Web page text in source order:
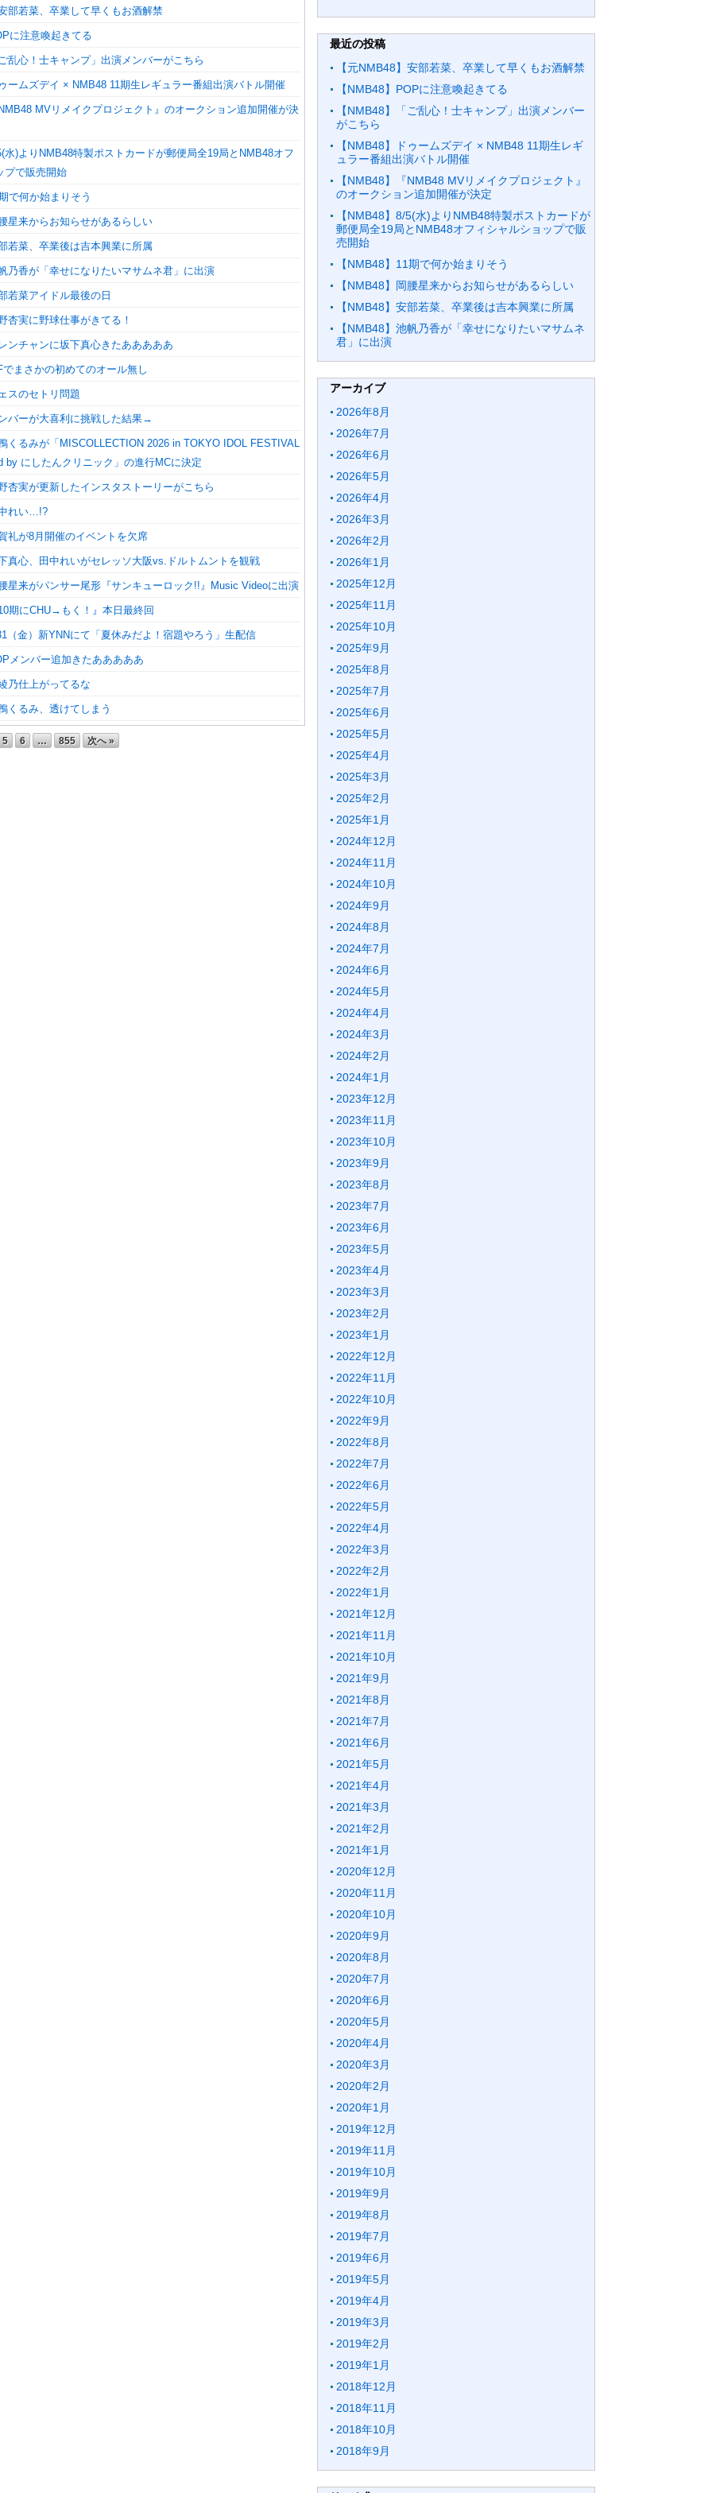
部若菜、卒業して早くもお酒解禁
に注意喚起きてる
乱心！士キャンプ」出演メンバーがこちら
ームズデイ × NMB48 11期生レギュラー番組出演バトル開催
MVリメイクプロジェクト』のオークション追加開催が決
水)よりNMB48特製ポストカードが郵便局全19局とNMB48オフ
プで販売開始
で何か始まりそう
星来からお知らせがあるらしい
若菜、卒業後は吉本興業に所属
乃香が「幸せになりたいマサムネ君」に出演
若菜アイドル最後の日
杏実に野球仕事がきてる！
ンチャンに坂下真心きたあああああ
でまさかの初めてのオール無し
スのセトリ問題
バーが大喜利に挑戦した結果→
くるみが「MISCOLLECTION 2026 in TOKYO IDOL FESTIVAL
by にしたんクリニック」の進行MCに決定
杏実が更新したインスタストーリーがこちら
中れい…!?
礼が8月開催のイベントを欠席
真心、田中れいがセレッソ大阪vs.ドルトムントを観戦
星来がパンサー尾形『サンキューロック!!』Music Videoに出演
期にCHU→もく！』本日最終回
（金）新YNNにて「夏休みだよ！宿題やろう」生配信
メンバー追加きたあああああ
乃仕上がってるな
くるみ、透けてしまう
5 6 … 855 次へ »
最近の投稿
【元NMB48】安部若菜、卒業して早くもお酒解禁
【NMB48】POPに注意喚起きてる
【NMB48】「ご乱心！士キャンプ」出演メンバー
がこちら
【NMB48】ドゥームズデイ × NMB48 11期生レギ
ュラー番組出演バトル開催
【NMB48】『NMB48 MVリメイクプロジェクト』
のオークション追加開催が決定
【NMB48】8/5(水)よりNMB48特製ポストカードが
郵便局全19局とNMB48オフィシャルショップで販
売開始
【NMB48】11期で何か始まりそう
【NMB48】岡腰星来からお知らせがあるらしい
【NMB48】安部若菜、卒業後は吉本興業に所属
【NMB48】池帆乃香が「幸せになりたいマサムネ
君」に出演
アーカイブ
2026年8月
2026年7月
2026年6月
2026年5月
2026年4月
2026年3月
2026年2月
2026年1月
2025年12月
2025年11月
2025年10月
2025年9月
2025年8月
2025年7月
2025年6月
2025年5月
2025年4月
2025年3月
2025年2月
2025年1月
2024年12月
2024年11月
2024年10月
2024年9月
2024年8月
2024年7月
2024年6月
2024年5月
2024年4月
2024年3月
2024年2月
2024年1月
2023年12月
2023年11月
2023年10月
2023年9月
2023年8月
2023年7月
2023年6月
2023年5月
2023年4月
2023年3月
2023年2月
2023年1月
2022年12月
2022年11月
2022年10月
2022年9月
2022年8月
2022年7月
2022年6月
2022年5月
2022年4月
2022年3月
2022年2月
2022年1月
2021年12月
2021年11月
2021年10月
2021年9月
2021年8月
2021年7月
2021年6月
2021年5月
2021年4月
2021年3月
2021年2月
2021年1月
2020年12月
2020年11月
2020年10月
2020年9月
2020年8月
2020年7月
2020年6月
2020年5月
2020年4月
2020年3月
2020年2月
2020年1月
2019年12月
2019年11月
2019年10月
2019年9月
2019年8月
2019年7月
2019年6月
2019年5月
2019年4月
2019年3月
2019年2月
2019年1月
2018年12月
2018年11月
2018年10月
2018年9月